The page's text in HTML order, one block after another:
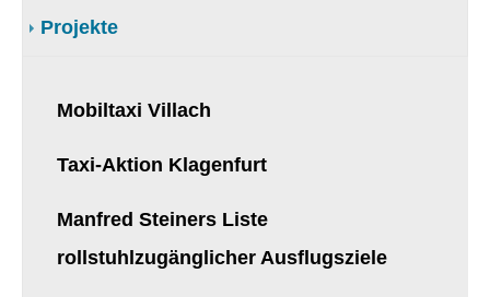
Projekte
Mobiltaxi Villach
Taxi-Aktion Klagenfurt
Manfred Steiners Liste
rollstuhlzugänglicher Ausflugsziele